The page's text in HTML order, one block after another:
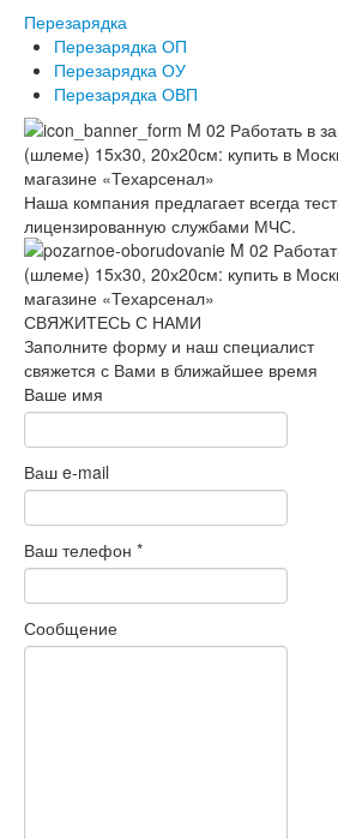
Перезарядка
Перезарядка ОП
Перезарядка ОУ
Перезарядка ОВП
Наша компания предлагает всегда
лицензированную службами МЧС.
СВЯЖИТЕСЬ С НАМИ
Заполните форму и наш специалист
свяжется с Вами в ближайшее время
Ваше имя
Ваш e-mail
Ваш телефон *
Сообщение